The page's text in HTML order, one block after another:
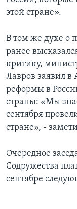
этой стране».
В том же духе о
ранее
критику,
Лавров заявил в
реформы в
страны: «Мы
сентября
стране», -
Очередное
Содружества
сентябре